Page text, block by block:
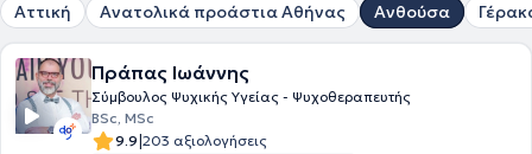
Αττική Ανατολικά προάστια Αθήνας Ανθούσα
Πράπας Ιωάννης
Σύμβουλος Ψυχικής Υγείας - Ψυχοθεραπευτής
BSc, MSc
9.9|203 αξιολογήσεις